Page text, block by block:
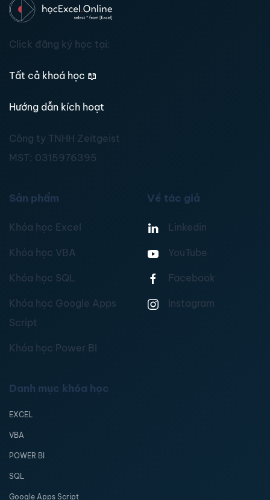
Click đăng ký học tại:
Tất cả khoá học 📖
Hướng dẫn kích hoạt
Công ty TNHH Zeitgeist
MST: 0315976395
Sản phẩm
Khóa học Excel
Khóa học VBA
Khóa học SQL
Khóa học Google Apps
Script
Khóa học Power BI
Về tác giả
Linkedin
YouTube
Facebook
Instagram
Danh mục khóa học
EXCEL
VBA
POWER BI
SQL
Google Apps Script